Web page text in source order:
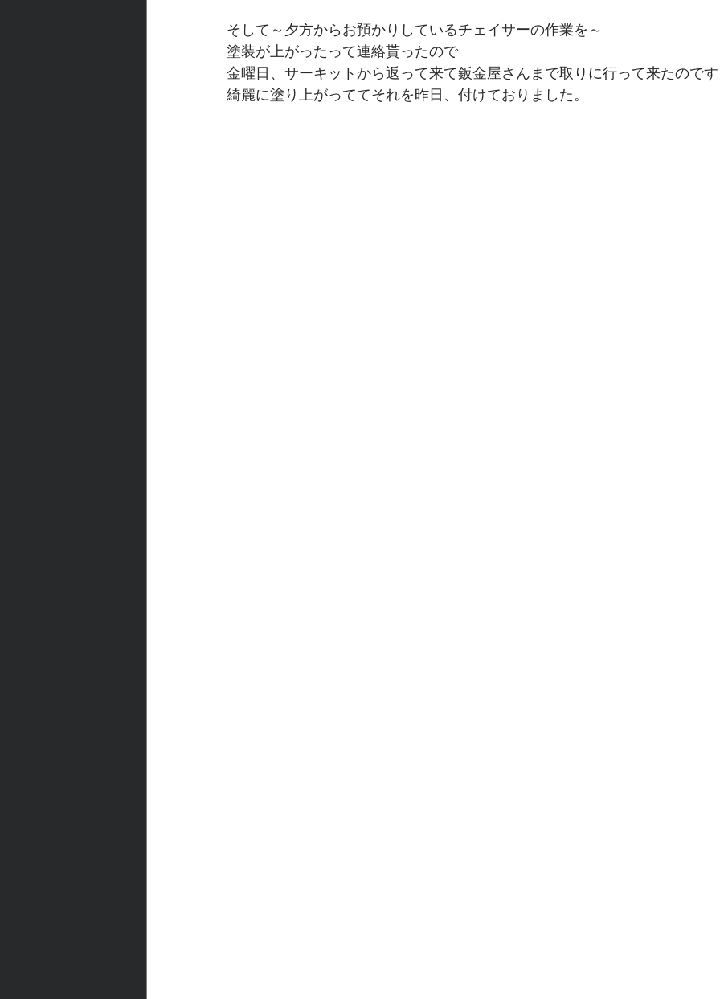
そして～夕方からお預かりしているチェイサーの作業を～
塗装が上がったって連絡貰ったので
金曜日、サーキットから返って来て鈑金屋さんまで取りに行って来たので
綺麗に塗り上がっててそれを昨日、付けておりました。